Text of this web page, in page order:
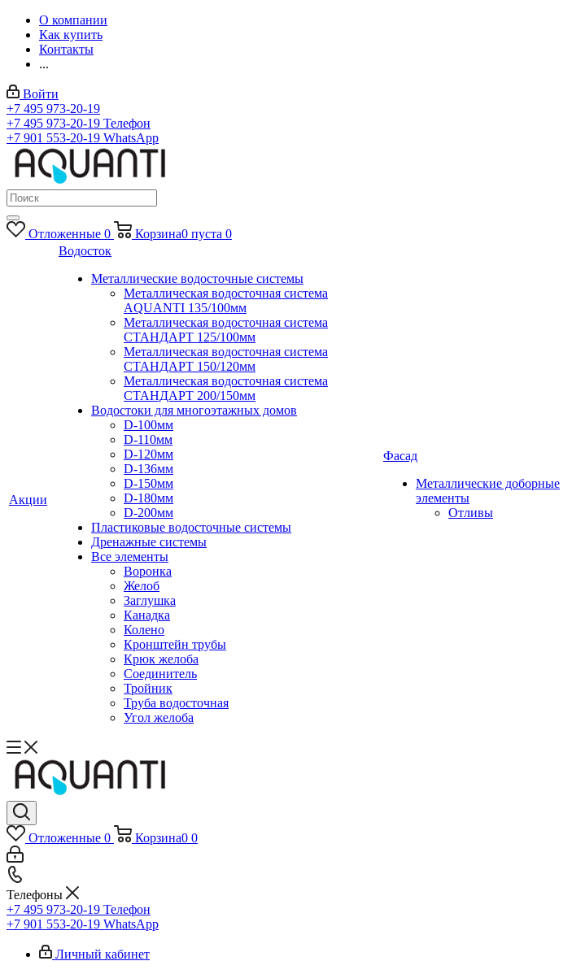
О компании
Как купить
Контакты
...
Войти
+7 495 973-20-19
+7 495 973-20-19 Телефон
+7 901 553-20-19 WhatsApp
Отложенные 0 Корзина0 пуста 0
Акции
Водосток
Металлические водосточные системы
Металлическая водосточная система
AQUANTI 135/100мм
Металлическая водосточная система
СТАНДАРТ 125/100мм
Металлическая водосточная система
СТАНДАРТ 150/120мм
Металлическая водосточная система
СТАНДАРТ 200/150мм
Водостоки для многоэтажных домов
D-100мм
D-110мм
D-120мм
D-136мм
D-150мм
D-180мм
D-200мм
Пластиковые водосточные системы
Дренажные системы
Все элементы
Воронка
Желоб
Заглушка
Канадка
Колено
Кронштейн трубы
Крюк желоба
Соединитель
Тройник
Труба водосточная
Угол желоба
Фасад
Металлические доборные
элементы
Отливы
Отложенные 0 Корзина0 0
Телефоны
+7 495 973-20-19 Телефон
+7 901 553-20-19 WhatsApp
Личный кабинет